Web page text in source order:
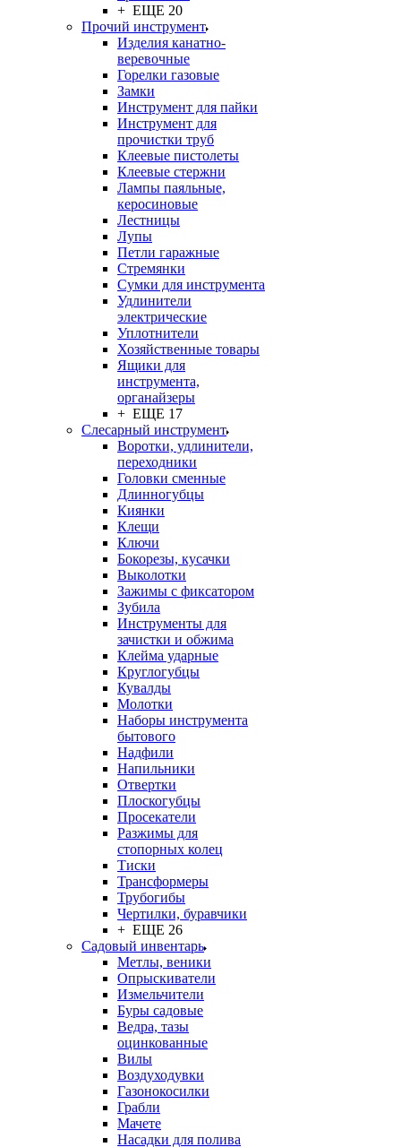
+ ЕЩЕ 20
Прочий инструмент
Изделия канатно-
веревочные
Горелки газовые
Замки
Инструмент для пайки
Инструмент для
прочистки труб
Клеевые пистолеты
Клеевые стержни
Лампы паяльные,
керосиновые
Лестницы
Лупы
Петли гаражные
Стремянки
Сумки для инструмента
Удлинители
электрические
Уплотнители
Хозяйственные товары
Ящики для
инструмента,
органайзеры
+ ЕЩЕ 17
Слесарный инструмент
Воротки, удлинители,
переходники
Головки сменные
Длинногубцы
Киянки
Клещи
Ключи
Бокорезы, кусачки
Выколотки
Зажимы с фиксатором
Зубила
Инструменты для
зачистки и обжима
Клейма ударные
Круглогубцы
Кувалды
Молотки
Наборы инструмента
бытового
Надфили
Напильники
Отвертки
Плоскогубцы
Просекатели
Разжимы для
стопорных колец
Тиски
Трансформеры
Трубогибы
Чертилки, буравчики
+ ЕЩЕ 26
Садовый инвентарь
Метлы, веники
Опрыскиватели
Измельчители
Буры садовые
Ведра, тазы
оцинкованные
Вилы
Воздуходувки
Газонокосилки
Грабли
Мачете
Насадки для полива